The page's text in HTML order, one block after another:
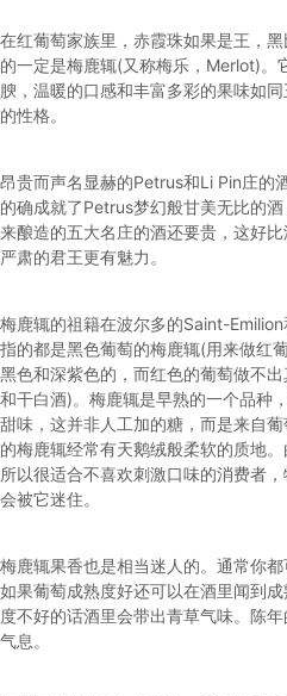
在红葡萄家族里，赤霞珠如果是王，
的一定是梅鹿辄(又称梅乐，Merlot)。
腴，温暖的口感和丰富多彩的果味如
的性格。
昂贵而声名显赫的Petrus和Li Pin庄的
的确成就了Petrus梦幻般甘美无比的
来酿造的五大名庄的酒还要贵，这好
严肃的君王更有魅力。
梅鹿辄的祖籍在波尔多的Saint-
指的都是黑色葡萄的梅鹿辄(用来做红
黑色和深紫色的，而红色的葡萄做不
和干白酒)。梅鹿辄是早熟的一个品种
甜味，这并非人工加的糖，而是来自
的梅鹿辄经常有天鹅绒般柔软的质地
所以很适合不喜欢刺激口味的消费者
会被它迷住。
梅鹿辄果香也是相当迷人的。通常你
如果葡萄成熟度好还可以在酒里闻到
度不好的话酒里会带出青草气味。陈
气息。